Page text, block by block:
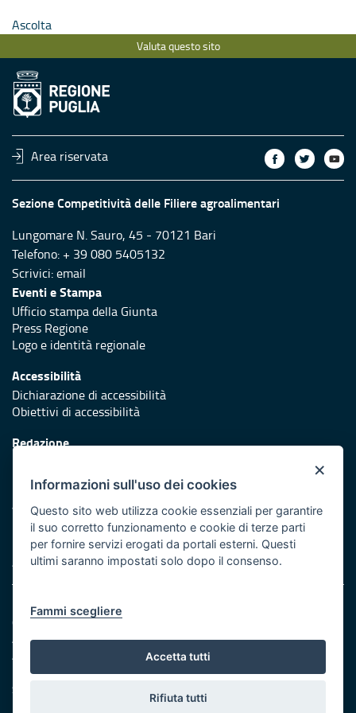
Ascolta
Valuta questo sito
Area riservata
Sezione Competitività delle Filiere agroalimentari
Lungomare N. Sauro, 45 - 70121 Bari
Telefono: + 39 080 5405132
Scrivici:email
Eventi e Stampa
Ufficio stampa della Giunta
Press Regione
Logo e identità regionale
Accessibilità
Dichiarazione di accessibilità
Obiettivi di accessibilità
Redazione
Protezione civile
Vai al sito di Protezione Civile Puglia
Iniziativa finanziata con risorse del POR Puglia 2014/2020 -
Asse XI
Note legali
Cookie e privacy
Amministrazione trasparente
Atti di notifica
Feed RSS
Servizi Intranet
×
Informazioni sull'uso dei cookies
Questo sito web utilizza cookie essenziali per garantire
il suo corretto funzionamento e cookie di terze parti
per fornire servizi erogati da portali esterni. Questi
ultimi saranno impostati solo dopo il consenso.
Fammi scegliere
Accetta tutti
Rifiuta tutti